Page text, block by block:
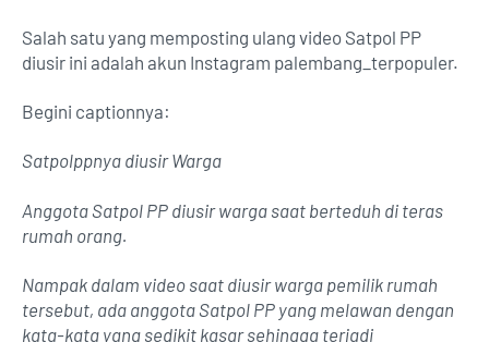
Salah satu yang memposting ulang video Satpol PP
diusir ini adalah akun Instagram palembang_terpopuler.
Begini captionnya:
Satpolppnya diusir Warga
Anggota Satpol PP diusir warga saat berteduh di teras
rumah orang.
Nampak dalam video saat diusir warga pemilik rumah
tersebut, ada anggota Satpol PP yang melawan dengan
kata-kata yang sedikit kasar sehingga terjadi